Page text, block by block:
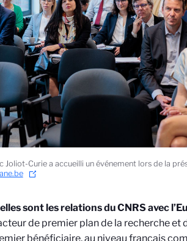
Joliot-Curie a accueilli un événement lors de la
sont les relations du CNRS avec
de premier plan de la recherche et
bénéficiaire, au niveau français